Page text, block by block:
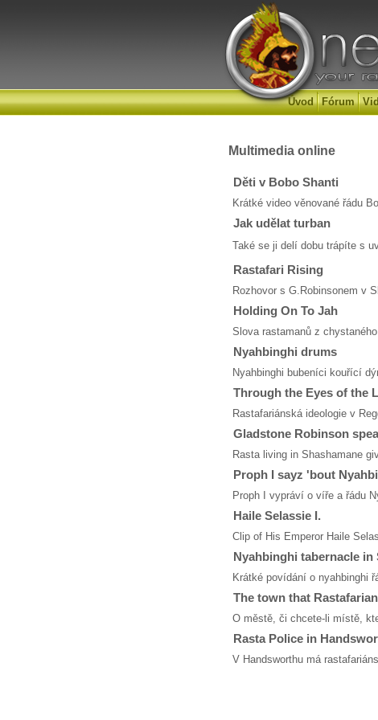
Úvod Fórum
Multimedia online
Děti v Bobo Shanti
Krátké video věnované řádu
Jak udělat turban
Také se ji delí dobu trápíte s
Rastafari Rising
Rozhovor s G.Robinsonem v
Holding On To Jah
Slova rastamanů z
Nyahbinghi drums
Nyahbinghi bubeníci kouřící
Through the Eyes of the
Rastafariánská ideologie v
Gladstone Robinson
Rasta living in Shashamane
Proph I sayz 'bout
Proph I vypráví o víře a řádu
Haile Selassie I.
Clip of His Emperor Haile
Nyahbinghi tabernacle in
Krátké povídání o nyahbinghi
The town that
O městě, či chcete-li místě,
Rasta Police in
V Handsworthu má